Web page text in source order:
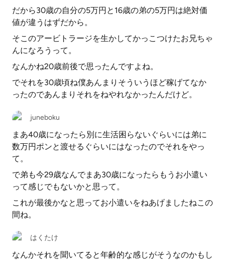
だから30歳の自分の5万円と16歳の弟の5万円は絶対価
値が違うはずだから。
そこのアービトラージを生かしてかっこつけたお兄ちゃ
んになろうって。
なんかね20歳前後で思ったんですよね。
でそれを30歳頃ね僕あんまりそういうほど稼げてなか
ったのであんまりそれをねやれなかったんだけど。
juneboku
まあ40歳になったら別に生活困らないぐらいには弟に
数万円ポンと渡せるぐらいにはなったのでそれをやっ
て。
で弟も今29歳なんでまあ30歳になったらもうお小遣い
って感じでもないかと思って。
これが最後かなと思ってお小遣いをねあげましたねこの
間ね。
はくたけ
なんかそれを聞いてると年齢的な感じがそうなのかもし